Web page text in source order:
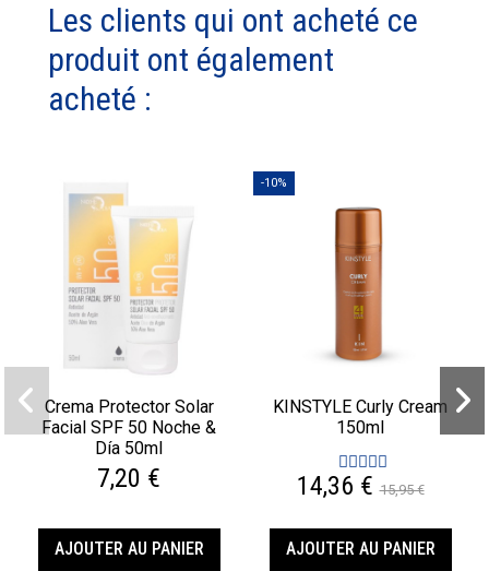
Les clients qui ont acheté ce
produit ont également
acheté :
Crema Protector Solar
Facial SPF 50 Noche &
Día 50ml
7,20 €
AJOUTER AU PANIER
-10%
KINSTYLE Curly Cream
150ml
14,36 €15,95 €
AJOUTER AU PANIER